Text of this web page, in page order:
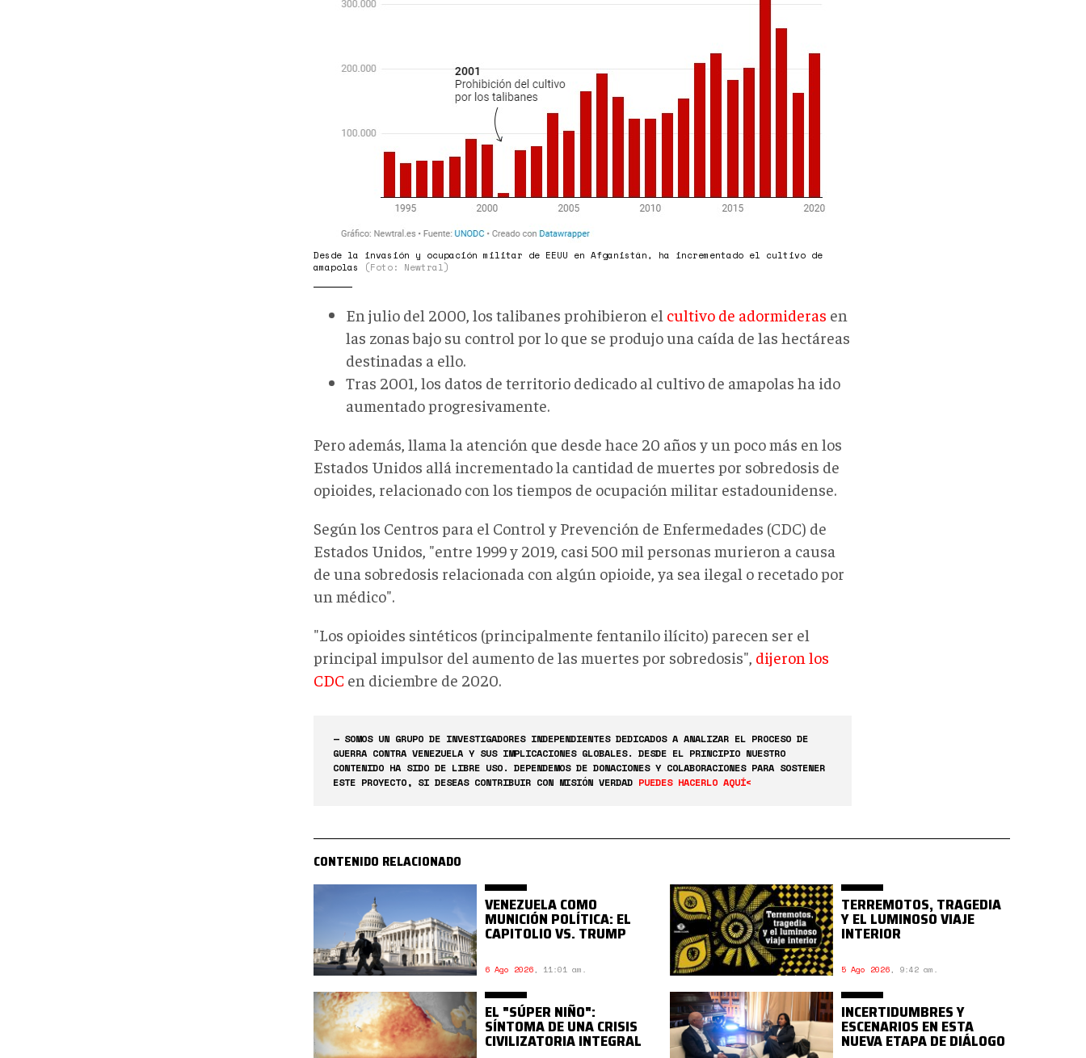
Desde la invasión y ocupación militar de EEUU en Afganistán, ha incrementado el cultivo de
amapolas
(Foto: Newtral)
En julio del 2000, los talibanes prohibieron el cultivo de adormideras en
las zonas bajo su control por lo que se produjo una caída de las hectáreas
destinadas a ello.
Tras 2001, los datos de territorio dedicado al cultivo de amapolas ha ido
aumentado progresivamente.
Pero además, llama la atención que desde hace 20 años y un poco más en los
Estados Unidos allá incrementado la cantidad de muertes por sobredosis de
opioides, relacionado con los tiempos de ocupación militar estadounidense.
Según los Centros para el Control y Prevención de Enfermedades (CDC) de
Estados Unidos, "entre 1999 y 2019, casi 500 mil personas murieron a causa
de una sobredosis relacionada con algún opioide, ya sea ilegal o recetado por
un médico".
"Los opioides sintéticos (principalmente fentanilo ilícito) parecen ser el
principal impulsor del aumento de las muertes por sobredosis", dijeron los
CDC en diciembre de 2020.
— SOMOS UN GRUPO DE INVESTIGADORES INDEPENDIENTES DEDICADOS A ANALIZAR EL PROCESO DE
GUERRA CONTRA VENEZUELA Y SUS IMPLICACIONES GLOBALES. DESDE EL PRINCIPIO NUESTRO
CONTENIDO HA SIDO DE LIBRE USO. DEPENDEMOS DE DONACIONES Y COLABORACIONES PARA SOSTENER
ESTE PROYECTO, SI DESEAS CONTRIBUIR CON MISIÓN VERDAD PUEDES HACERLO AQUÍ<
CONTENIDO RELACIONADO
VENEZUELA COMO
MUNICIÓN POLÍTICA: EL
CAPITOLIO VS. TRUMP
6 Ago 2026, 11:01 am.
TERREMOTOS, TRAGEDIA
Y EL LUMINOSO VIAJE
INTERIOR
5 Ago 2026, 9:42 am.
EL "SÚPER NIÑO":
SÍNTOMA DE UNA CRISIS
CIVILIZATORIA INTEGRAL
INCERTIDUMBRES Y
ESCENARIOS EN ESTA
NUEVA ETAPA DE DIÁLOGO